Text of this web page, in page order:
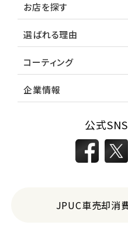
お店を探す
選ばれる理由
コーティング
企業情報
公式
JPUC車売却消